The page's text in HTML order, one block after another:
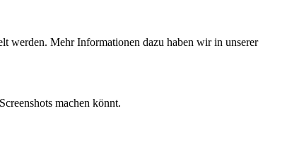
werden. Mehr Informationen dazu haben wir in unserer
machen könnt.